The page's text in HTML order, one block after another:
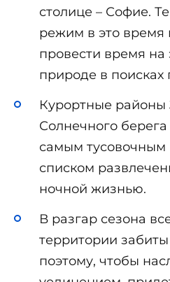
столице – Софие.
режим в это время
провести время на
природе в
Курортные районы
Солнечного
самым
списком
ночной жизнью.
В разгар сезона
территории
поэтому, чтобы